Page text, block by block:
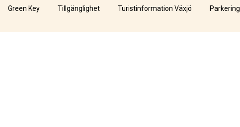
Green Key Tillgänglighet Turistinformation Växjö Parkering